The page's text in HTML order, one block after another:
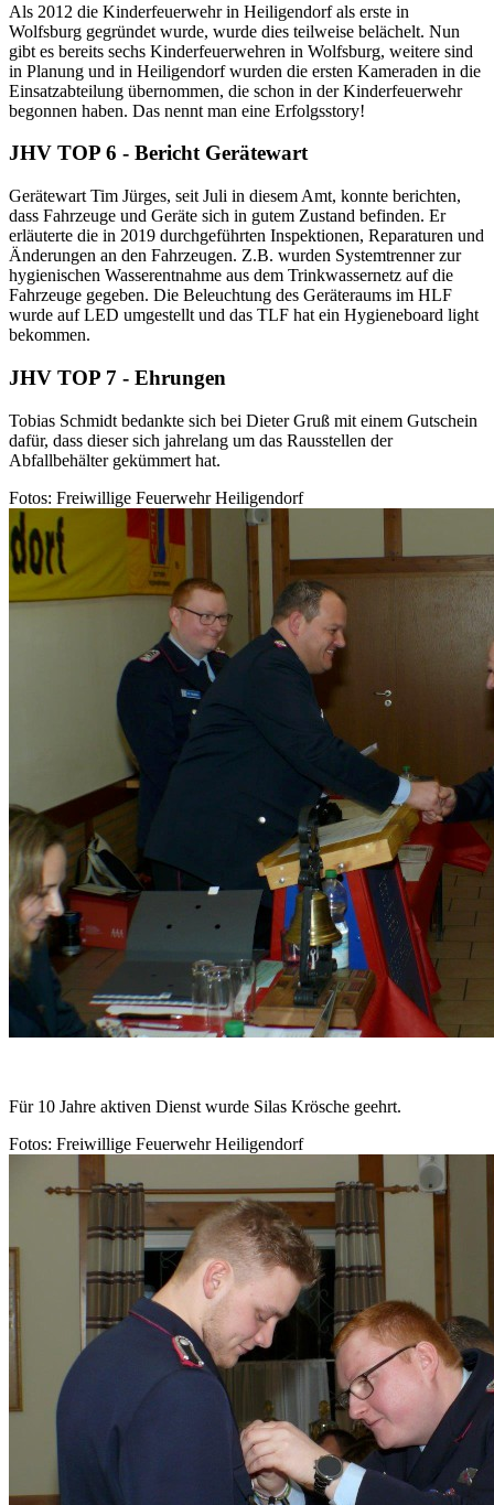
Als 2012 die Kinderfeuerwehr in Heiligendorf als erste in
Wolfsburg gegründet wurde, wurde dies teilweise belächelt. Nun
gibt es bereits sechs Kinderfeuerwehren in Wolfsburg, weitere sind
in Planung und in Heiligendorf wurden die ersten Kameraden in die
Einsatzabteilung übernommen, die schon in der Kinderfeuerwehr
begonnen haben. Das nennt man eine Erfolgsstory!
JHV TOP 6 - Bericht Gerätewart
Gerätewart Tim Jürges, seit Juli in diesem Amt, konnte berichten,
dass Fahrzeuge und Geräte sich in gutem Zustand befinden. Er
erläuterte die in 2019 durchgeführten Inspektionen, Reparaturen und
Änderungen an den Fahrzeugen. Z.B. wurden Systemtrenner zur
hygienischen Wasserentnahme aus dem Trinkwassernetz auf die
Fahrzeuge gegeben. Die Beleuchtung des Geräteraums im HLF
wurde auf LED umgestellt und das TLF hat ein Hygieneboard light
bekommen.
JHV TOP 7 - Ehrungen
Tobias Schmidt bedankte sich bei Dieter Gruß mit einem Gutschein
dafür, dass dieser sich jahrelang um das Rausstellen der
Abfallbehälter gekümmert hat.
Fotos: Freiwillige Feuerwehr Heiligendorf
Für 10 Jahre aktiven Dienst wurde Silas Krösche geehrt.
Fotos: Freiwillige Feuerwehr Heiligendorf